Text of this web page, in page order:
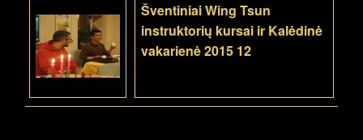
Šventiniai Wing Tsun
instruktorių kursai ir Kalėdinė
vakarienė 2015 12